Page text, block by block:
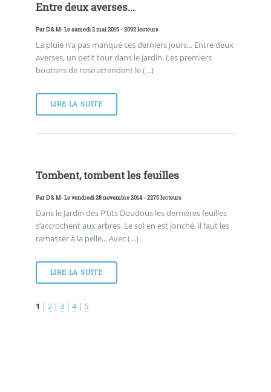
Entre deux averses...
ParD & M- Le samedi 2 mai 2015 - 2092 lecteurs
La pluie n’a pas manqué ces derniers jours... Entre deux
averses, un petit tour dans le jardin. Les premiers
boutons de rose attendent le (…)
LIRE LA SUITE
Tombent, tombent les feuilles
ParD & M- Le vendredi 28 novembre 2014 - 2275 lecteurs
Dans le Jardin des P’tits Doudous les dernières feuilles
s’accrochent aux arbres. Le sol en est jonché, il faut les
ramasser à la pelle... Avec (…)
LIRE LA SUITE
1 | 2| 3| 4| 5